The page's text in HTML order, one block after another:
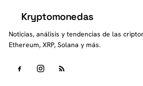
Kryptomonedas
Noticias, análisis y tendencias de las
Ethereum, XRP, Solana y más.